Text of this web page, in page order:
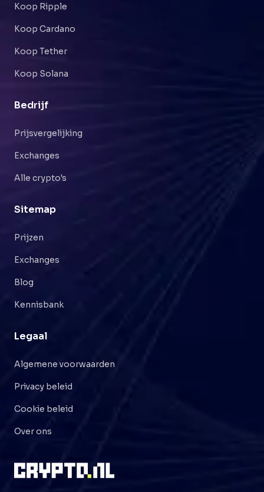
Koop Ripple
Koop Cardano
Koop Tether
Koop Solana
Bedrijf
Prijsvergelijking
Exchanges
Alle crypto's
Sitemap
Prijzen
Exchanges
Blog
Kennisbank
Legaal
Algemene voorwaarden
Privacy beleid
Cookie beleid
Over ons